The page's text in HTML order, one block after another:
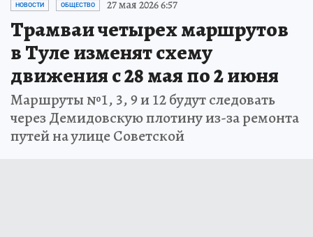
НОВОСТИ ОБЩЕСТВО 27 мая 2026 6:57
Трамваи четырех маршрутов
в Туле изменят схему
движения с 28 мая по 2 июня
Маршруты №1, 3, 9 и 12 будут следовать
через Демидовскую плотину из-за ремонта
путей на улице Советской